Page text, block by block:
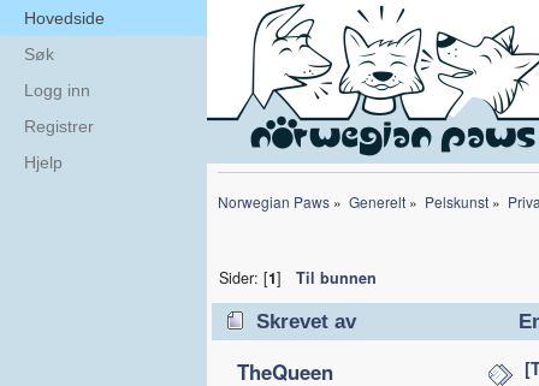
Hovedside
Søk
Logg inn
Registrer
Hjelp
Norwegian Paws » Generelt» Pelskunst»
Sider: [1] Til bunnen
Skrevet av
TheQueen